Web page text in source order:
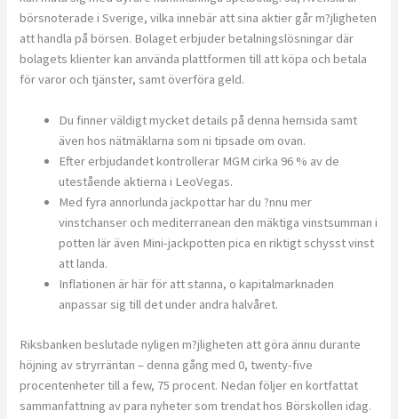
börsnoterade i Sverige, vilka innebär att sina aktier går m?jligheten
att handla på börsen. Bolaget erbjuder betalningslösningar där
bolagets klienter kan använda plattformen till att köpa och betala
för varor och tjänster, samt överföra geld.
Du finner väldigt mycket details på denna hemsida samt
även hos nätmäklarna som ni tipsade om ovan.
Efter erbjudandet kontrollerar MGM cirka 96 % av de
utestående aktierna i LeoVegas.
Med fyra annorlunda jackpottar har du ?nnu mer
vinstchanser och mediterranean den mäktiga vinstsumman i
potten lär även Mini-jackpotten pica en riktigt schysst vinst
att landa.
Inflationen är här för att stanna, o kapitalmarknaden
anpassar sig till det under andra halvåret.
Riksbanken beslutade nyligen m?jligheten att göra ännu durante
höjning av stryrräntan – denna gång med 0, twenty-five
procentenheter till a few, 75 procent. Nedan följer en kortfattat
sammanfattning av para nyheter som trendat hos Börskollen idag.